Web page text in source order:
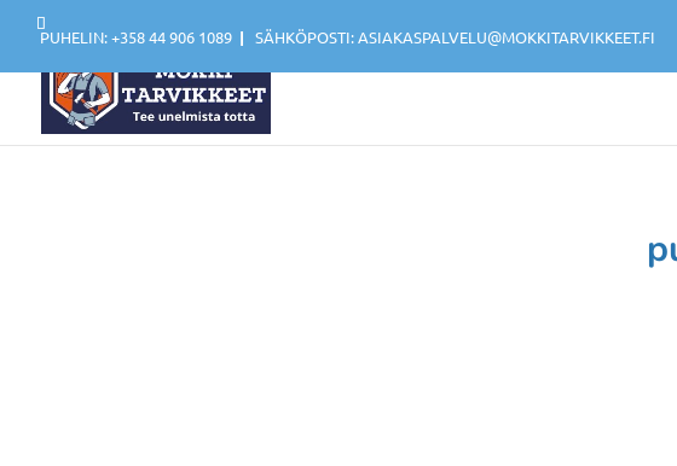
PUHELIN: +358 44 906 1089 | SÄHKÖPOSTI: ASIAKASPALVELU@MOKKITARVIKKEET.FI